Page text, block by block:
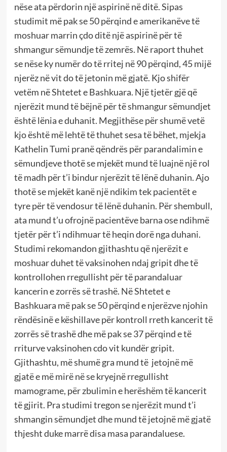
nëse ata përdorin një aspirinë në ditë. Sipas
studimit më pak se 50 përqind e amerikanëve të
moshuar marrin çdo ditë një aspirinë për të
shmangur sëmundje të zemrës. Në raport thuhet
se nëse ky numër do të rritej në 90 përqind, 45 mijë
njerëz në vit do të jetonin më gjatë. Kjo shifër
vetëm në Shtetet e Bashkuara. Një tjetër gjë që
njerëzit mund të bëjnë për të shmangur sëmundjet
është lënia e duhanit. Megjithëse për shumë vetë
kjo është më lehtë të thuhet sesa të bëhet, mjekja
Kathelin Tumi pranë qëndrës për parandalimin e
sëmundjeve thotë se mjekët mund të luajnë një rol
të madh për t’i bindur njerëzit të lënë duhanin. Ajo
thotë se mjekët kanë një ndikim tek pacientët e
tyre për të vendosur të lënë duhanin. Për shembull,
ata mund t’u ofrojnë pacientëve barna ose ndihmë
tjetër për t’i ndihmuar të heqin dorë nga duhani.
Studimi rekomandon gjithashtu që njerëzit e
moshuar duhet të vaksinohen ndaj gripit dhe të
kontrollohen rregullisht për të parandaluar
kancerin e zorrës së trashë. Në Shtetet e
Bashkuara më pak se 50 përqind e njerëzve njohin
rëndësinë e këshillave për kontroll rreth kancerit të
zorrës së trashë dhe më pak se 37 përqind e të
rriturve vaksinohen cdo vit kundër gripit.
Gjithashtu, më shumë gra mund të jetojnë më
gjatë e më mirë në se kryejnë rregullisht
mamograme, për zbulimin e herëshëm të kancerit
të gjirit. Pra studimi tregon se njerëzit mund t’i
shmangin sëmundjet dhe mund të jetojnë më gjatë
thjesht duke marrë disa masa parandaluese.